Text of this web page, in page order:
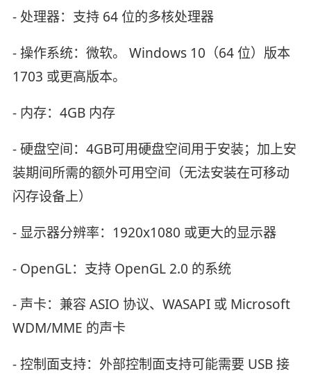
- 处理器：支持 64 位的多核处理器
- 操作系统：微软。 Windows 10（64 位）版本
1703 或更高版本。
- 内存：4GB 内存
- 硬盘空间：4GB可用硬盘空间用于安装；加上安
装期间所需的额外可用空间（无法安装在可移动
闪存设备上）
- 显示器分辨率：1920x1080 或更大的显示器
- OpenGL：支持 OpenGL 2.0 的系统
- 声卡：兼容 ASIO 协议、WASAPI 或 Microsoft
WDM/MME 的声卡
- 控制面支持：外部控制面支持可能需要 USB 接